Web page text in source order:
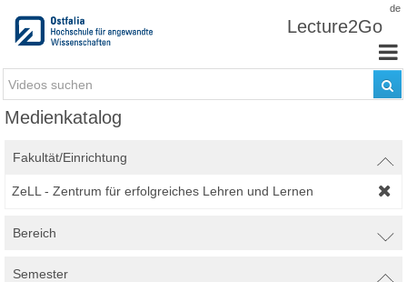
de
Lecture2Go
Medienkatalog
Fakultät/Einrichtung
ZeLL - Zentrum für erfolgreiches Lehren und Lernen
Bereich
Semester